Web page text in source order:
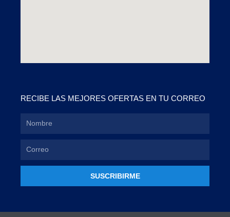
RECIBE LAS MEJORES OFERTAS EN TU CORREO
SUSCRIBIRME